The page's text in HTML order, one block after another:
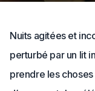
Nuits agitées et
perturbé par un lit
prendre les choses